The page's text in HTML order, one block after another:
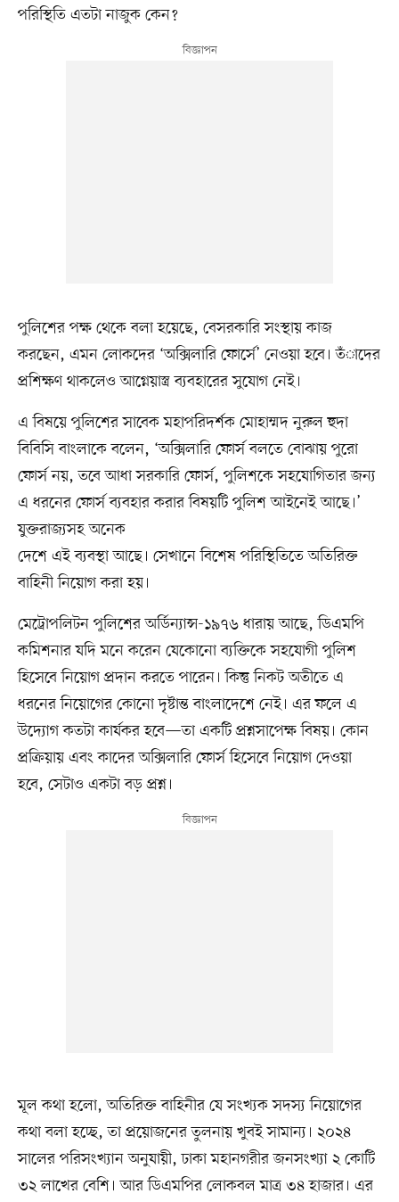
পরিস্থিতি এতটা নাজুক কেন?
পুলিশের পক্ষ থেকে বলা হয়েছে, বেসরকারি সংস্থায় কাজ
করছেন, এমন লোকদের ‘অক্সিলারি ফোর্সে’ নেওয়া হবে। তঁাদের
প্রশিক্ষণ থাকলেও আগ্নেয়াস্ত্র ব্যবহারের সুযোগ নেই।
এ বিষয়ে পুলিশের সাবেক মহাপরিদর্শক মোহাম্মদ নুরুল হুদা
বিবিসি বাংলাকে বলেন, ‘অক্সিলারি ফোর্স বলতে বোঝায় পুরো
ফোর্স নয়, তবে আধা সরকারি ফোর্স, পুলিশকে সহযোগিতার জন্য
এ ধরনের ফোর্স ব্যবহার করার বিষয়টি পুলিশ আইনেই আছে।’
যুক্তরাজ্যসহ অনেক
দেশে এই ব্যবস্থা আছে। সেখানে বিশেষ পরিস্থিতিতে অতিরিক্ত
বাহিনী নিয়োগ করা হয়।
মেট্রোপলিটন পুলিশের অর্ডিন্যান্স-১৯৭৬ ধারায় আছে, ডিএমপি
কমিশনার যদি মনে করেন যেকোনো ব্যক্তিকে সহযোগী পুলিশ
হিসেবে নিয়োগ প্রদান করতে পারেন। কিন্তু নিকট অতীতে এ
ধরনের নিয়োগের কোনো দৃষ্টান্ত বাংলাদেশে নেই। এর ফলে এ
উদ্যোগ কতটা কার্যকর হবে—তা একটি প্রশ্নসাপেক্ষ বিষয়। কোন
প্রক্রিয়ায় এবং কাদের অক্সিলারি ফোর্স হিসেবে নিয়োগ দেওয়া
হবে, সেটাও একটা বড় প্রশ্ন।
মূল কথা হলো, অতিরিক্ত বাহিনীর যে সংখ্যক সদস্য নিয়োগের
কথা বলা হচ্ছে, তা প্রয়োজনের তুলনায় খুবই সামান্য। ২০২৪
সালের পরিসংখ্যান অনুযায়ী, ঢাকা মহানগরীর জনসংখ্যা ২ কোটি
৩২ লাখের বেশি। আর ডিএমপির লোকবল মাত্র ৩৪ হাজার। এর